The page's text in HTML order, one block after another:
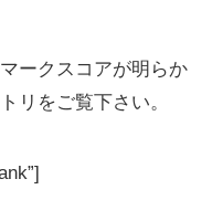
ークスコアが明らか
リをご覧下さい。